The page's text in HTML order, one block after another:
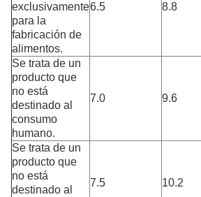
exclusivamente
para la
fabricación de
alimentos.
6.5 8.8
Se trata de un
producto que
no está
destinado al
consumo
humano.
7.0 9.6
Se trata de un
producto que
no está
destinado al
7.5 10.2